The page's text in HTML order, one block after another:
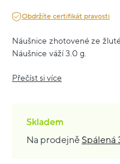
Obdržíte certifikát pravosti
Náušnice zhotovené ze
Náušnice váží 3.0 g.
Přečíst si více
Skladem
Na prodejně Spálená